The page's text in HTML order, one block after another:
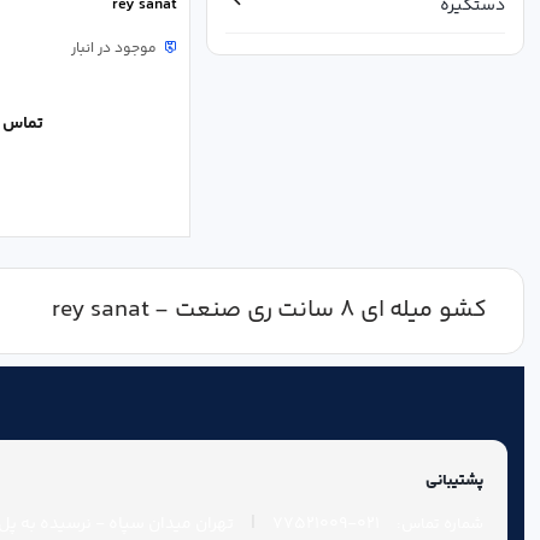
دستگیره
دسته بندی نشده
قفل
یراق در
یراق شیشه
موجود در انبار
تماس
کشو میله ای 8 سانت ری صنعت - rey sanat
پشتیبانی